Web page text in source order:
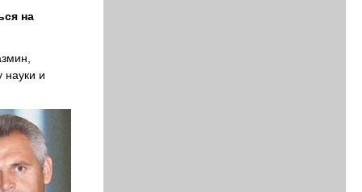
на
науки и